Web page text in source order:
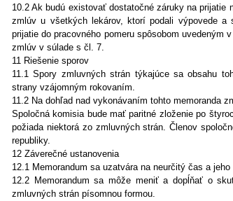
10.2 Ak budú existovať dostatočné záruky na
zmlúv u všetkých lekárov, ktorí podali výpovede a
prijatie do pracovného pomeru spôsobom
zmlúv v súlade s čl. 7.
11 Riešenie sporov
11.1 Spory zmluvných strán týkajúce sa obsahu
strany vzájomným rokovaním.
11.2 Na dohľad nad vykonávaním tohto memoranda
Spoločná komisia bude mať paritné zloženie po
požiada niektorá zo zmluvných strán. Členov
republiky.
12 Záverečné ustanovenia
12.1 Memorandum sa uzatvára na neurčitý čas a
12.2 Memorandum sa môže meniť a dopĺňať o
zmluvných strán písomnou formou.